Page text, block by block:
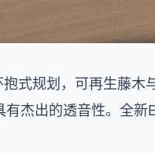
式规划，可再生藤
有杰出的透音性。全